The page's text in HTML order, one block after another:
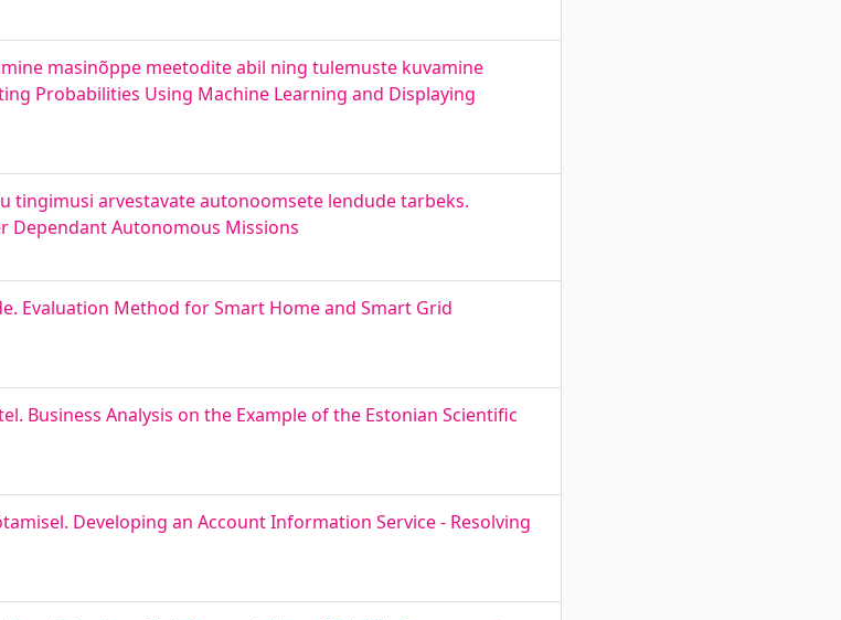
masinõppe meetodite abil ning tulemuste kuvamine
Probabilities Using Machine Learning and Displaying
arvestavate autonoomsete lendude tarbeks.
Dependant Autonomous Missions
Evaluation Method for Smart Home and Smart Grid
Business Analysis on the Example of the Estonian Scientific
Developing an Account Information Service - Resolving